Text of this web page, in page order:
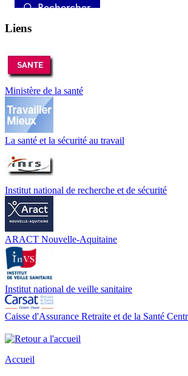
Liens
Ministère de la santé
La santé et la sécurité au travail
Institut national de recherche et de sécurité
ARACT Nouvelle-Aquitaine
Institut national de veille sanitaire
Caisse d'Assurance Retraite et de la Santé
Accueil